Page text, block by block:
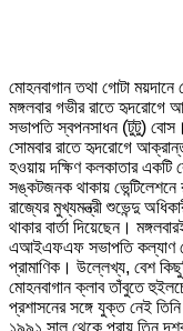
মোহনবাগান তথা গোটা
মঙ্গলবার গভীর রাতে হৃদরোগে
সভাপতি স্বপনসাধন (টুটু)
সোমবার রাতে হৃদরোগে
হওয়ায় দক্ষিণ কলকাতার একটি
সঙ্কটজনক থাকায় ভেন্টিলেশনে
রাজ্যের মুখ্যমন্ত্রী শুভেন্দু
থাকার বার্তা দিয়েছেন।
এআইএফএফ সভাপতি কল্যাণ
প্রামাণিক। উল্লেখ্য, বেশ
মোহনবাগান ক্লাব তাঁবুতে
প্রশাসনের সঙ্গে যুক্ত নেই
​১৯৯১ সাল থেকে প্রায় তিন